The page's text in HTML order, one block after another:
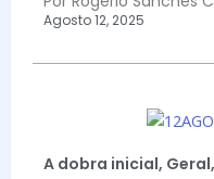
Agosto 12, 2025
A dobra inicial, Geral,